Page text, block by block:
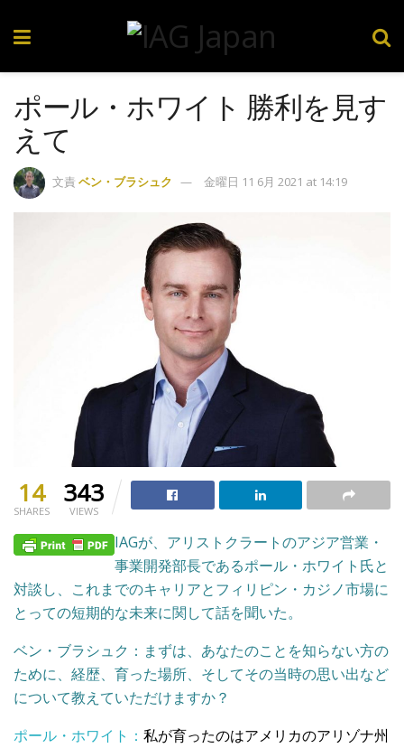
ポール・ホワイト 勝利を見す
えて
文責 ベン・ブラシュク 金曜日 11 6月 2021 at 14:19
14
SHARES
343
VIEWS
IAGが、アリストクラートのアジア営業・
事業開発部長であるポール・ホワイト氏と
対談し、これまでのキャリアとフィリピン・カジノ市場に
とっての短期的な未来に関して話を聞いた。
ベン・ブラシュク：まずは、あなたのことを知らない方の
ために、経歴、育った場所、そしてその当時の思い出など
について教えていただけますか？
ポール・ホワイト： 私が育ったのはアメリカのアリゾナ州